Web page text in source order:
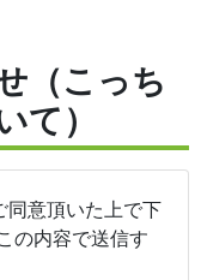
（こっち
て）
同意頂いた上で下
の内容で送信す